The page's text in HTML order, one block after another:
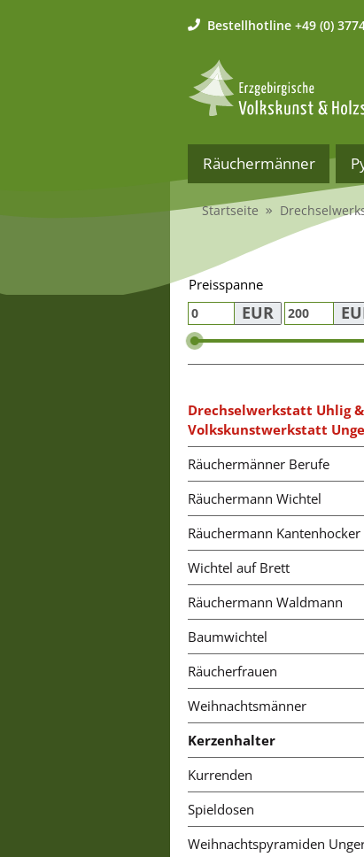
Bestellhotline +49 (0)
Räuchermänner
Startseite
Preisspanne
EUR
Drechselwerkstatt Uhlig &
Volkskunstwerkstatt
Räuchermänner Berufe
Räuchermann Wichtel
Räuchermann Kantenhocker
Wichtel auf Brett
Räuchermann Waldmann
Baumwichtel
Räucherfrauen
Weihnachtsmänner
Kerzenhalter
Kurrenden
Spieldosen
Weihnachtspyramiden